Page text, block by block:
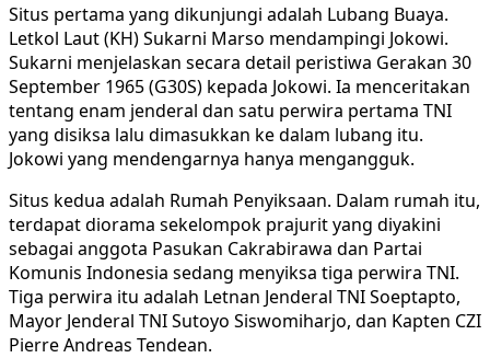
Situs pertama yang dikunjungi adalah Lubang Buaya.
Letkol Laut (KH) Sukarni Marso mendampingi Jokowi.
Sukarni menjelaskan secara detail peristiwa Gerakan 30
September 1965 (G30S) kepada Jokowi. Ia menceritakan
tentang enam jenderal dan satu perwira pertama TNI
yang disiksa lalu dimasukkan ke dalam lubang itu.
Jokowi yang mendengarnya hanya mengangguk.
Situs kedua adalah Rumah Penyiksaan. Dalam rumah itu,
terdapat diorama sekelompok prajurit yang diyakini
sebagai anggota Pasukan Cakrabirawa dan Partai
Komunis Indonesia sedang menyiksa tiga perwira TNI.
Tiga perwira itu adalah Letnan Jenderal TNI Soeptapto,
Mayor Jenderal TNI Sutoyo Siswomiharjo, dan Kapten CZI
Pierre Andreas Tendean.